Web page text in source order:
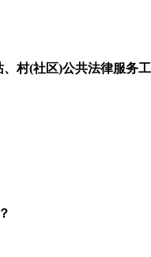
村(社区)公共法律服务